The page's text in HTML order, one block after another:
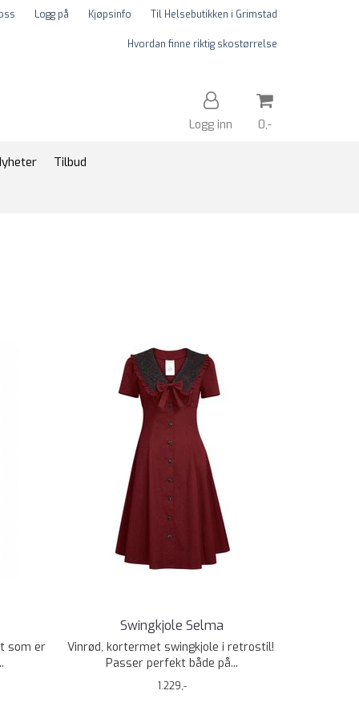
Logg på Kjøpsinfo Til Helsebutikken i Grimstad
Hvordan finne riktig skostørrelse
Logg inn 0,-
Tilbud
som er
Swingkjole Selma
Vinrød, kortermet swingkjole i retrostil!
Passer perfekt både på...
1.229,-